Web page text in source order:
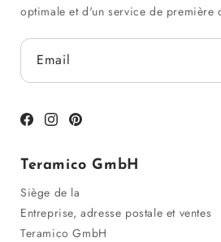
optimale et d'un service de première
Email
Facebook
Instagram
Pinterest
Teramico GmbH
Siège de la
Entreprise, adresse postale et ventes
Teramico GmbH